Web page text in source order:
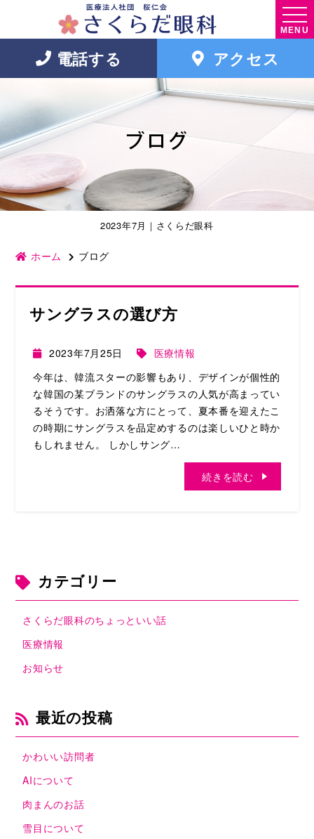
MENU
電話する アクセス
ブログ
2023年7月｜さくらだ眼科
ホーム ブログ
サングラスの選び方
2023年7月25日
医療情報
今年は、韓流スターの影響もあり、デザインが個性的
な韓国の某ブランドのサングラスの人気が高まってい
るそうです。お洒落な方にとって、夏本番を迎えたこ
の時期にサングラスを品定めするのは楽しいひと時か
もしれません。 しかしサング…
続きを読む
カテゴリー
さくらだ眼科のちょっといい話
医療情報
お知らせ
最近の投稿
かわいい訪問者
AIについて
肉まんのお話
雪目について